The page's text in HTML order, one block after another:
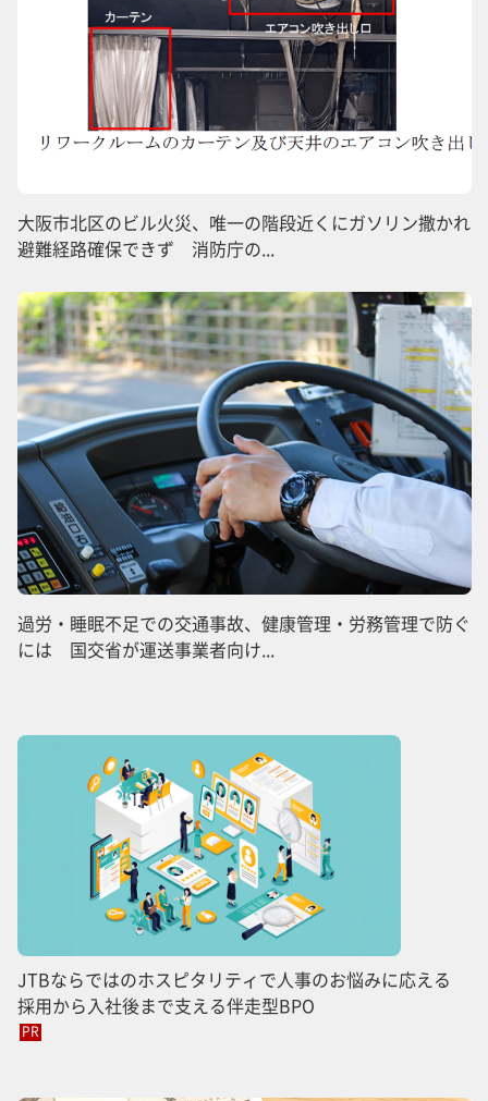
大阪市北区のビル火災、唯一の階段近くにガソリン撒かれ
避難経路確保できず 消防庁の...
過労・睡眠不足での交通事故、健康管理・労務管理で防ぐ
には 国交省が運送事業者向け...
JTBならではのホスピタリティで人事のお悩みに応える
採用から入社後まで支える伴走型BPO
PR